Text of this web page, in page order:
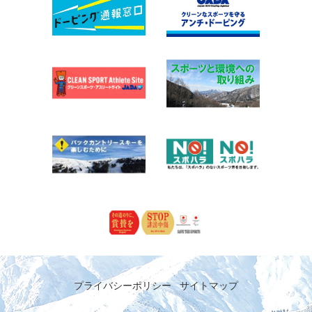
プライバシーポリシー サイトマップ